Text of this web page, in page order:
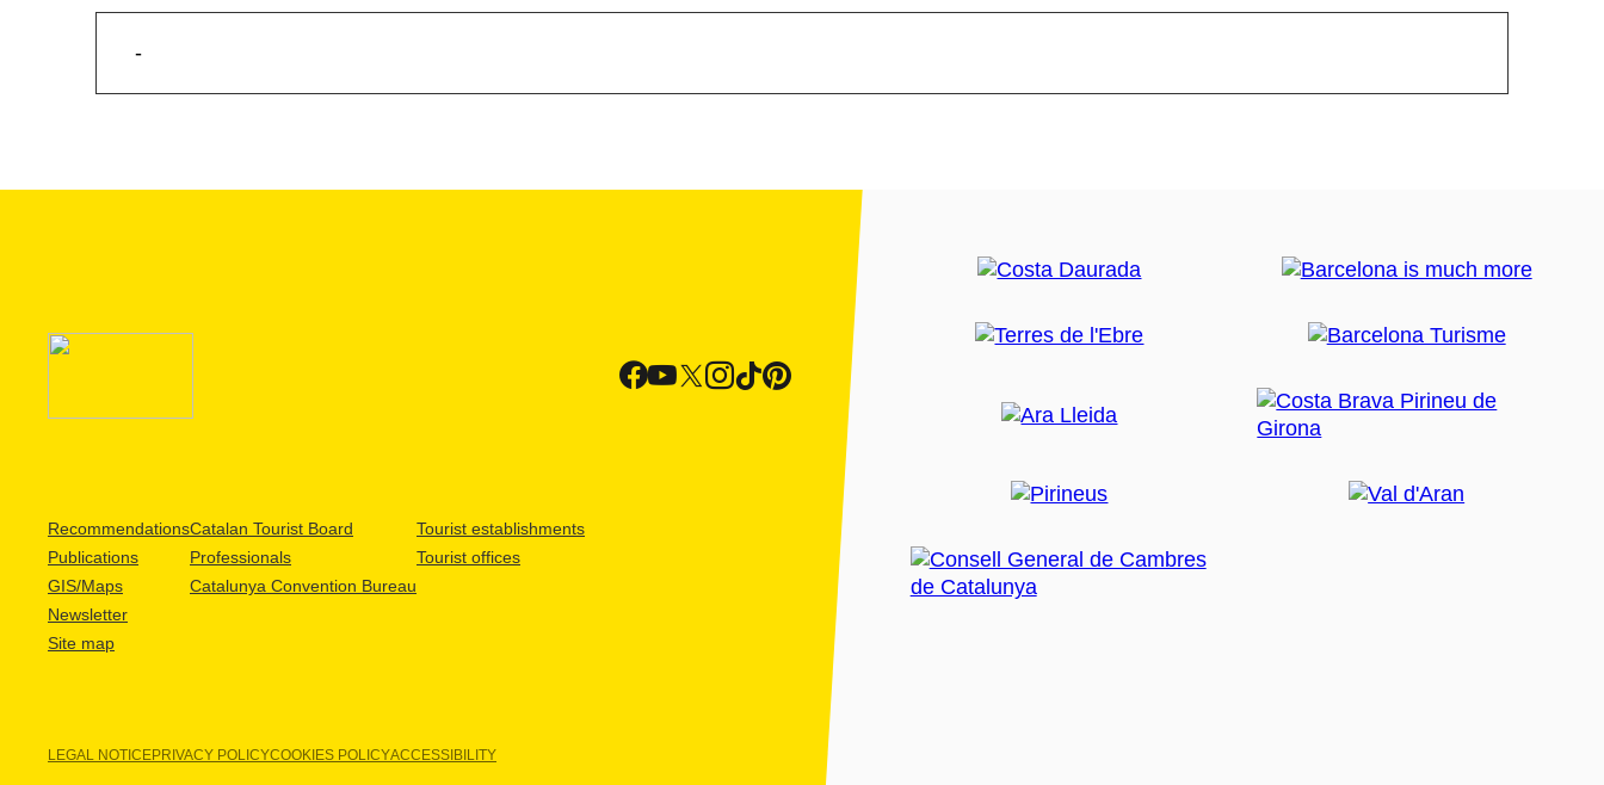
-
Recommendations
Publications
GIS/Maps
Newsletter
Site map
Catalan Tourist Board
Professionals
Catalunya Convention Bureau
Tourist establishments
Tourist offices
LEGAL NOTICEPRIVACY POLICYCOOKIES POLICYACCESSIBILITY